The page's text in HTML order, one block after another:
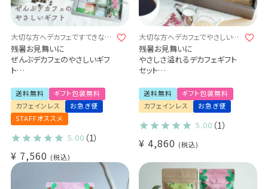
大切な方へデカフェですてきな贈
り物を
残暑お見舞いに
ぜんぶデカフェのやさしいギフ
ト
デカフェドリップコーヒー3種
20杯
デカフェセイロンティー 1袋
有機グリーンルイボスティー1
袋
デカフェアイスコーヒー1本
(dl)
送料無料
ギフト包装無料
カフェインレス
お急ぎ便
STAFFオススメ
5.00 （1）
¥ 7,560 税込
大切な方へデカフェでやさしい贈
り物を
残暑お見舞いに
やさしさ溢れるデカフェギフト
セット
デカフェセイロンティー / 有機
グリーンルイボスティー
デカフェコーヒー豆（100g×2
袋）
デカフェ メキシコ
送料無料 お礼 内祝 出産祝い
送料無料
ギフト包装無料
カフェインレス
お急ぎ便
5.00 （1）
¥ 4,860 税込